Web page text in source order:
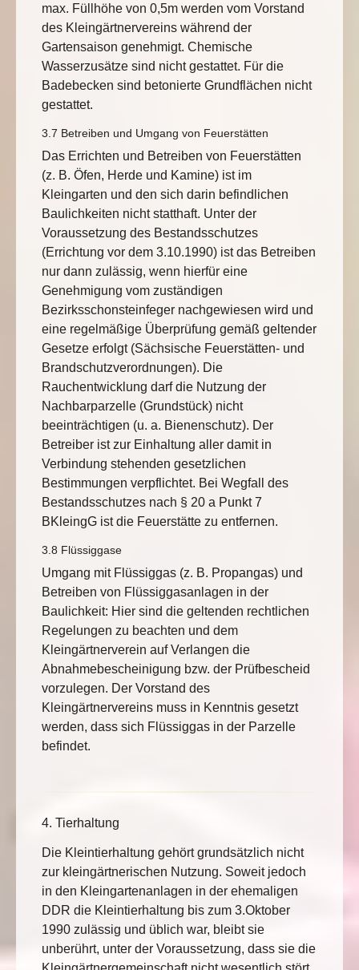
max. Füllhöhe von 0,5m werden vom Vorstand
des Kleingärtnervereins während der
Gartensaison genehmigt. Chemische
Wasserzusätze sind nicht gestattet. Für die
Badebecken sind betonierte Grundflächen nicht
gestattet.
3.7 Betreiben und Umgang von Feuerstätten
Das Errichten und Betreiben von Feuerstätten
(z. B. Öfen, Herde und Kamine) ist im
Kleingarten und den sich darin befindlichen
Baulichkeiten nicht statthaft. Unter der
Voraussetzung des Bestandsschutzes
(Errichtung vor dem 3.10.1990) ist das Betreiben
nur dann zulässig, wenn hierfür eine
Genehmigung vom zuständigen
Bezirksschonsteinfeger nachgewiesen wird und
eine regelmäßige Überprüfung gemäß geltender
Gesetze erfolgt (Sächsische Feuerstätten- und
Brandschutzverordnungen). Die
Rauchentwicklung darf die Nutzung der
Nachbarparzelle (Grundstück) nicht
beeinträchtigen (u. a. Bienenschutz). Der
Betreiber ist zur Einhaltung aller damit in
Verbindung stehenden gesetzlichen
Bestimmungen verpflichtet. Bei Wegfall des
Bestandsschutzes nach § 20 a Punkt 7
BKleingG ist die Feuerstätte zu entfernen.
3.8 Flüssiggase
Umgang mit Flüssiggas (z. B. Propangas) und
Betreiben von Flüssiggasanlagen in der
Baulichkeit: Hier sind die geltenden rechtlichen
Regelungen zu beachten und dem
Kleingärtnerverein auf Verlangen die
Abnahmebescheinigung bzw. der Prüfbescheid
vorzulegen. Der Vorstand des
Kleingärtnervereins muss in Kenntnis gesetzt
werden, dass sich Flüssiggas in der Parzelle
befindet.
4. Tierhaltung
Die Kleintierhaltung gehört grundsätzlich nicht
zur kleingärtnerischen Nutzung. Soweit jedoch
in den Kleingartenanlagen in der ehemaligen
DDR die Kleintierhaltung bis zum 3.Oktober
1990 zulässig und üblich war, bleibt sie
unberührt, unter der Voraussetzung, dass sie die